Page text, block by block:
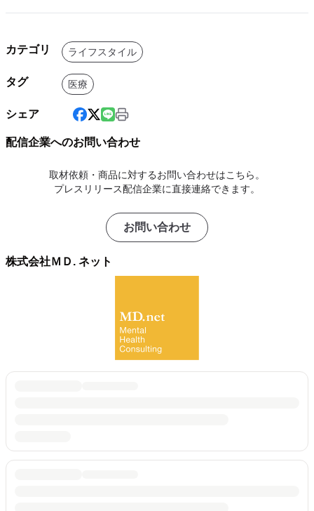
カテゴリ ライフスタイル
タグ 医療
シェア
配信企業へのお問い合わせ
取材依頼・商品に対するお問い合わせはこちら。
プレスリリース配信企業に直接連絡できます。
お問い合わせ
株式会社ＭＤ. ネット